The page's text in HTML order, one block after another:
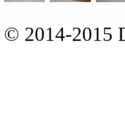
© 2014-2015